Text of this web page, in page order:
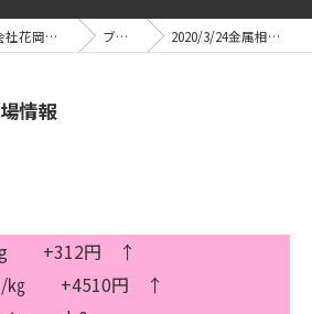
金属の買取なら株式会社花岡金属商会 ブログ 2020/3/24金属相場情報
情報
g +312円 ↑
/㎏ +4510円 ↑